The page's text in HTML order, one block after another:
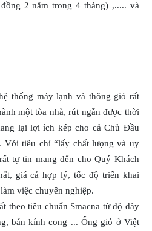
2 năm trong 4 tháng) ,..... và
thống máy lạnh và thông gió rất
một tòa nhà, rút ngắn được thời
lại lợi ích kép cho cả Chủ Đầu
Với tiêu chí “lấy chất lượng và uy
tự tin mang đến cho Quý Khách
giá cả hợp lý, tốc độ triển khai
việc chuyên nghiệp.
theo tiêu chuẩn Smacna từ độ dày
bán kính cong ... Ống gió ở Việt